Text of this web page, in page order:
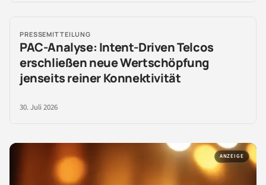
PRESSEMITTEILUNG
PAC-Analyse: Intent-Driven Telcos
erschließen neue Wertschöpfung
jenseits reiner Konnektivität
30. Juli 2026
ANZEIGE